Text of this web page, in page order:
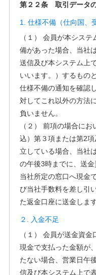
第２２条 取引データ
1. 仕様不備（仕向国、
（１） 会員が本シス
備があった場合、当社
送信及び本システム上
いいます。）するもの
仕様不備の通知を確認
対してこれ以外の方法
負いません。
（２） 前項の場合に
込）第３項または第2
立している場合、当社
の午後3時までに、送
当社所定の窓口へ現金
び当社手数料を差し引
た返金口座に送金します
２. 入金不足
（１） 会員が送金資
現金で支払った金額が
たない場合、営業日午
信及び本システム上で